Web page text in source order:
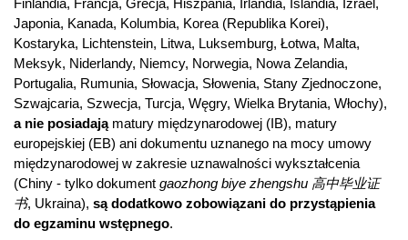
Finlandia, Francja, Grecja, Hiszpania, Irlandia, Islandia, Izrael,
Japonia, Kanada, Kolumbia, Korea (Republika Korei),
Kostaryka, Lichtenstein, Litwa, Luksemburg, Łotwa, Malta,
Meksyk, Niderlandy, Niemcy, Norwegia, Nowa Zelandia,
Portugalia, Rumunia, Słowacja, Słowenia, Stany Zjednoczone,
Szwajcaria, Szwecja, Turcja, Węgry, Wielka Brytania, Włochy),
a nie posiadająmatury międzynarodowej (IB), matury
europejskiej (EB) ani dokumentu uznanego na mocy umowy
międzynarodowej w zakresie uznawalności wykształcenia
(Chiny - tylko dokument gaozhong biye zhengshu 高中毕业证
书, Ukraina), są dodatkowo zobowiązani do przystąpienia
do egzaminu wstępnego.